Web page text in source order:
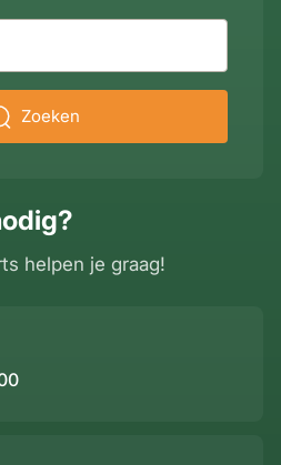
helpen je graag!
Zoeken